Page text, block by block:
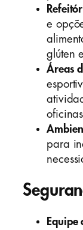
e
glúten
Áreas
para
Equipe